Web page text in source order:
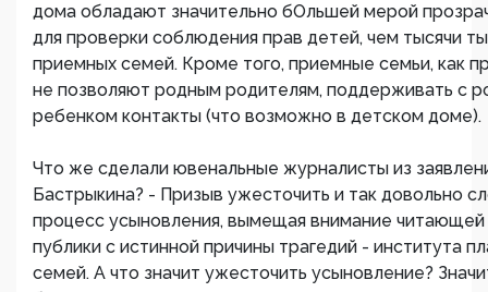
дома обладают значительно бОльшей мерой
для проверки соблюдения прав детей, чем тысячи
приемных семей. Кроме того, приемные семьи, как
не позволяют родным родителям, поддерживать с
ребенком контакты (что возможно в детском доме).
Что же сделали ювенальные журналисты из
Бастрыкина? - Призыв ужесточить и так довольно
процесс усыновления, вымещая внимание читающей
публики с истинной причины трагедий - института
семей. А что значит ужесточить усыновление?